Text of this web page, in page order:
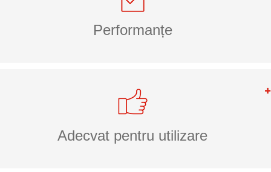
Performanțe
Adecvat pentru utilizare